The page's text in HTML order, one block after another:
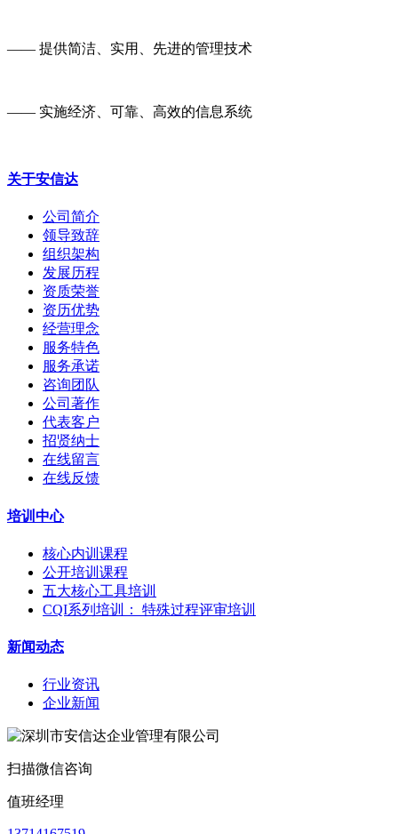
—— 提供简洁、实用、先进的管理技术
—— 实施经济、可靠、高效的信息系统
关于安信达
公司简介
领导致辞
组织架构
发展历程
资质荣誉
资历优势
经营理念
服务特色
服务承诺
咨询团队
公司著作
代表客户
招贤纳士
在线留言
在线反馈
培训中心
核心内训课程
公开培训课程
五大核心工具培训
CQI系列培训： 特殊过程评审培训
新闻动态
行业资讯
企业新闻
扫描微信咨询
值班经理